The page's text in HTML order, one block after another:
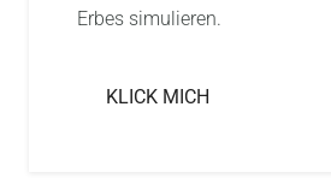
Erbes simulieren.
KLICK MICH